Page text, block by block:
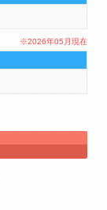
※2026年05月現在